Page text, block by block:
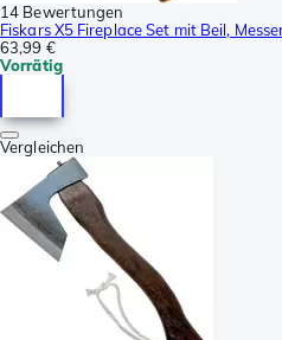
14 Bewertungen
Fiskars X5 Fireplace Set mit Beil,
63,99 €
Vorrätig
Vergleichen